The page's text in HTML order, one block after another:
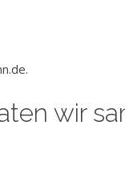
wir